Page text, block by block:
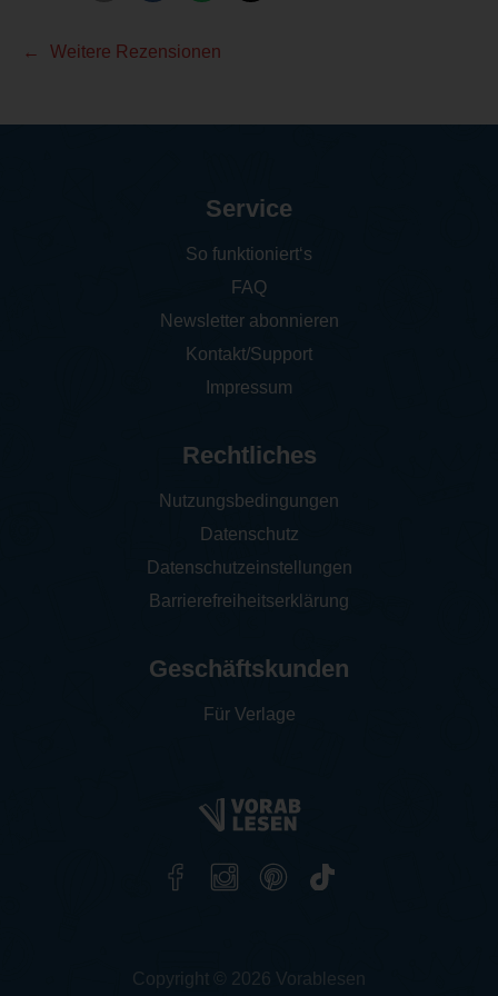
Weitere Rezensionen
Service
So funktioniert‘s
FAQ
Newsletter abonnieren
Kontakt/Support
Impressum
Rechtliches
Nutzungsbedingungen
Datenschutz
Datenschutzeinstellungen
Barrierefreiheitserklärung
Geschäftskunden
Für Verlage
Copyright © 2026 Vorablesen